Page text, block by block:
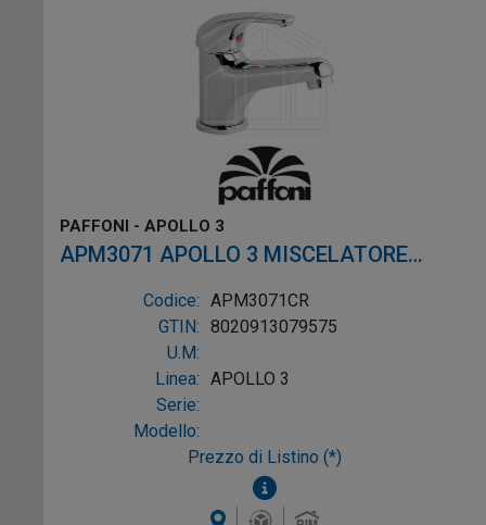
PAFFONI - APOLLO 3
APM3071 APOLLO 3 MISCELATORE
LAVABO CON ATTACCO CROMO
Codice: APM3071CR
GTIN: 8020913079575
U.M:
Linea: APOLLO 3
Serie:
Modello:
Prezzo di Listino (*)